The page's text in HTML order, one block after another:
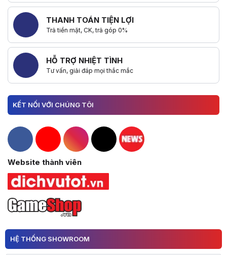
THANH TOÁN TIỆN LỢI
Trả tiền mặt, CK, trả góp 0%
HỖ TRỢ NHIỆT TÌNH
Tư vấn, giải đáp mọi thắc mắc
KẾT NỐI VỚI CHÚNG TÔI
Hacom Facebook
Hacom YouTube
Hacom Instagram
Hacom TikTok
Website thành viên
HỆ THỐNG SHOWROOM